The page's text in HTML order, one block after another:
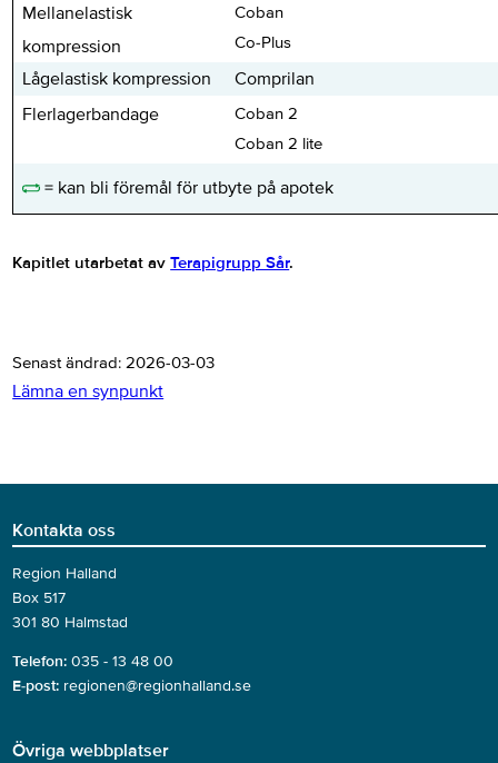
Mellanelastisk
kompression
Coban
Co-Plus
Lågelastisk kompression
Comprilan
Flerlagerbandage
Coban 2
Coban 2 lite
= kan bli föremål för utbyte på apotek
Kapitlet utarbetat avTerapigrupp Sår.
Senast ändrad:2026-03-03
Lämna en synpunkt
Kontakta oss
Region Halland
Box 517
301 80 Halmstad
Telefon: 035 - 13 48 00
E-post: regionen@regionhalland.se
Övriga webbplatser